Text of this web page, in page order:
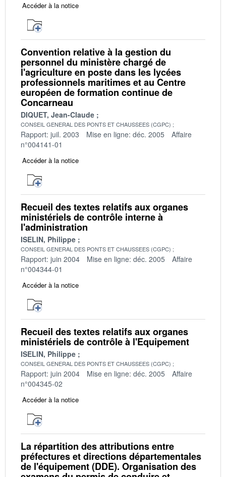
Accéder à la notice
Convention relative à la gestion du
personnel du ministère chargé de
l'agriculture en poste dans les lycées
professionnels maritimes et au Centre
européen de formation continue de
Concarneau
DIQUET, Jean-Claude
CONSEIL GENERAL DES PONTS ET CHAUSSEES (CGPC)
Rapport: juil. 2003 Mise en ligne: déc. 2005
Affaire
n°004141-01
Accéder à la notice
Recueil des textes relatifs aux organes
ministériels de contrôle interne à
l'administration
ISELIN, Philippe
CONSEIL GENERAL DES PONTS ET CHAUSSEES (CGPC)
Rapport: juin 2004 Mise en ligne: déc. 2005
Affaire
n°004344-01
Accéder à la notice
Recueil des textes relatifs aux organes
ministériels de contrôle à l'Equipement
ISELIN, Philippe
CONSEIL GENERAL DES PONTS ET CHAUSSEES (CGPC)
Rapport: juin 2004 Mise en ligne: déc. 2005
Affaire
n°004345-02
Accéder à la notice
La répartition des attributions entre
préfectures et directions départementales
de l'équipement (DDE). Organisation des